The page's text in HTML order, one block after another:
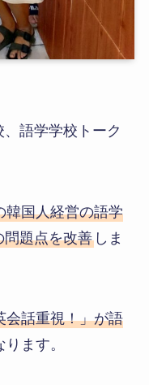
語学学校トーク
韓国人経営の語学
問題点を改善しま
話重視！」が語
ます。